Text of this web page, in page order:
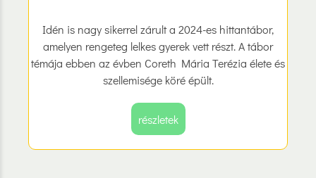
Idén is nagy sikerrel zárult a 2024-es hittantábor,
amelyen rengeteg lelkes gyerek vett részt. A tábor
témája ebben az évben Coreth Mária Terézia élete és
szellemisége köré épült.
részletek